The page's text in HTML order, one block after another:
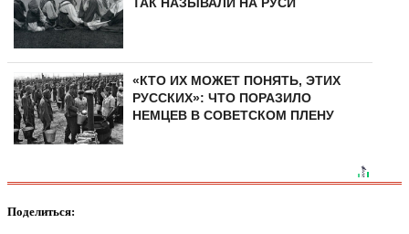
«КТО ИХ МОЖЕТ ПОНЯТЬ, ЭТИХ
РУССКИХ»: ЧТО ПОРАЗИЛО
НЕМЦЕВ В СОВЕТСКОМ ПЛЕНУ
Поделиться: